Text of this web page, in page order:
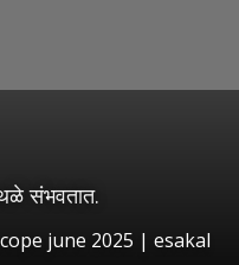
संभवतात.
june 2025 | esakal